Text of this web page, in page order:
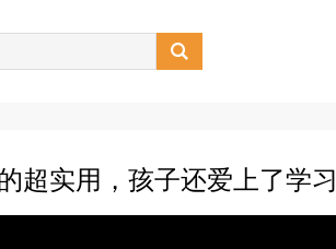

超实用，孩子还爱上了学习